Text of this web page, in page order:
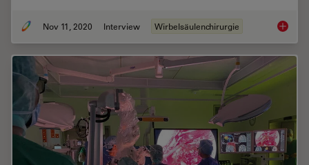
Nov 11, 2020 Interview Wirbelsäulenchirurgie